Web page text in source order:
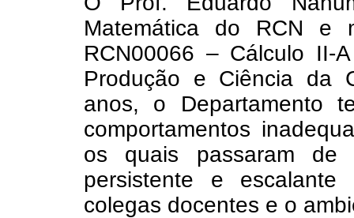
Matemática do RCN e
RCN00066 – Cálculo II-
Produção e Ciência da
anos, o Departamento
comportamentos
os quais passaram de
persistente e
colegas docentes e o